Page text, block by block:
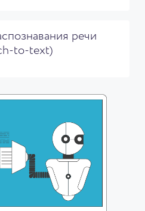
речи
to-text)